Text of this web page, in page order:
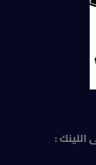
اللينك :